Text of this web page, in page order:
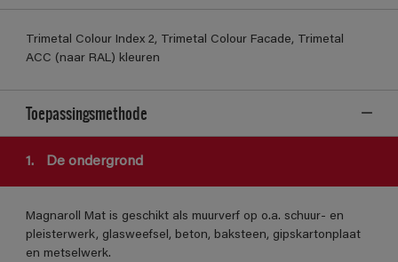
Trimetal Colour Index 2, Trimetal Colour Facade, Trimetal
ACC (naar RAL) kleuren
Toepassingsmethode
1. De ondergrond
Magnaroll Mat is geschikt als muurverf op o.a. schuur- en
pleisterwerk, glasweefsel, beton, baksteen, gipskartonplaat
en metselwerk.